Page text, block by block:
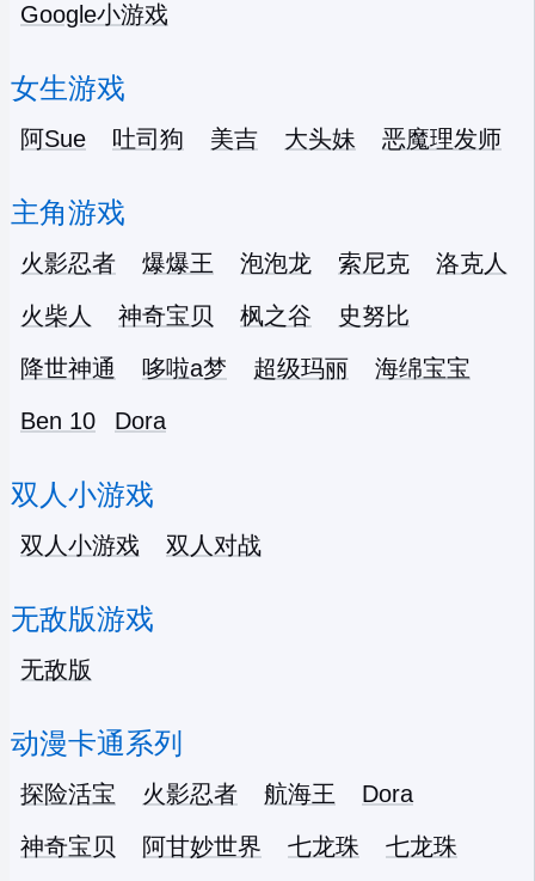
Google小游戏
女生游戏
阿Sue 吐司狗 美吉 大头妹 恶魔理发师
主角游戏
火影忍者 爆爆王 泡泡龙 索尼克
洛克人
火柴人
神奇宝贝 枫之谷
史努比
降世神通
哆啦a梦 超级玛丽
海绵宝宝
Ben 10
Dora
双人小游戏
双人小游戏 双人对战
无敌版游戏
无敌版
动漫卡通系列
探险活宝 火影忍者 航海王
Dora
神奇宝贝
阿甘妙世界 七龙珠
七龙珠